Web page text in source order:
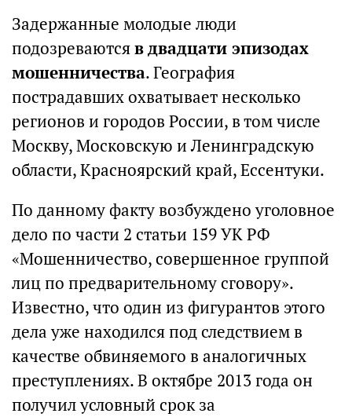
Задержанные молодые люди
подозреваютсяв двадцати эпизодах
мошенничества. География
пострадавших охватывает несколько
регионов и городов России, в том числе
Москву, Московскую и Ленинградскую
области, Красноярский край, Ессентуки.
По данному факту возбуждено уголовное
дело по части 2 статьи 159 УК РФ
«Мошенничество, совершенное группой
лиц по предварительному сговору».
Известно, что один из фигурантов этого
дела уже находился под следствием в
качестве обвиняемого в аналогичных
преступлениях. В октябре 2013 года он
получил условный срок за